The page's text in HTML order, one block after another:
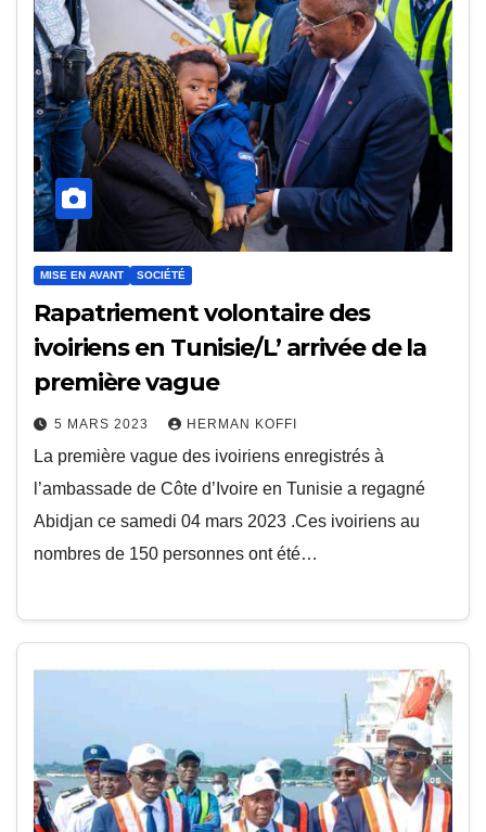
MISE EN AVANT SOCIÉTÉ
Rapatriement volontaire des
ivoiriens en Tunisie/L’ arrivée de la
première vague
5 MARS 2023 HERMAN KOFFI
La première vague des ivoiriens enregistrés à
l’ambassade de Côte d’Ivoire en Tunisie a regagné
Abidjan ce samedi 04 mars 2023 .Ces ivoiriens au
nombres de 150 personnes ont été…